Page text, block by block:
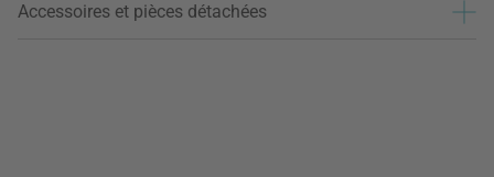
Accessoires et pièces détachées